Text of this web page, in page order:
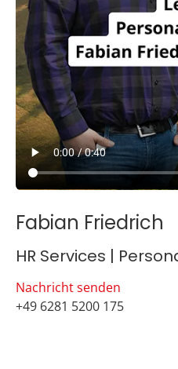
Fabian Friedrich
HR Services |
Nachricht senden
+49 6281 5200 175